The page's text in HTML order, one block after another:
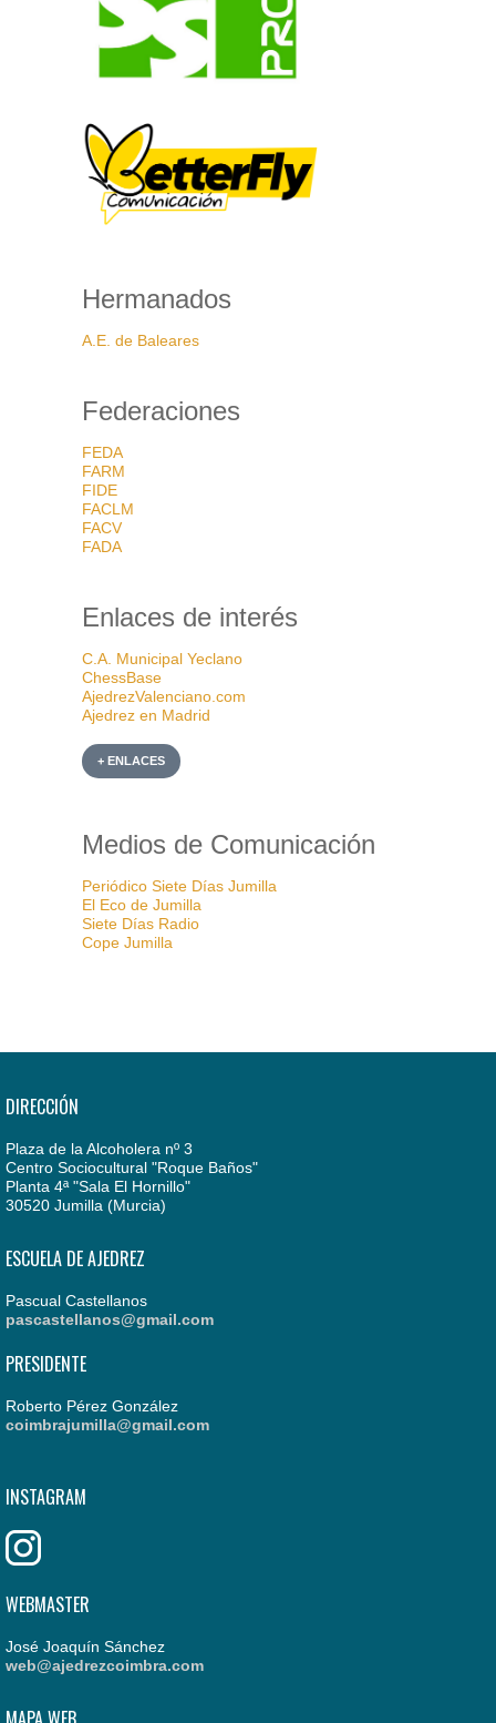
Hermanados
A.E. de Baleares
Federaciones
FEDA
FARM
FIDE
FACLM
FACV
FADA
Enlaces de interés
C.A. Municipal Yeclano
ChessBase
AjedrezValenciano.com
Ajedrez en Madrid
+ ENLACES
Medios de Comunicación
Periódico Siete Días Jumilla
El Eco de Jumilla
Siete Días Radio
Cope Jumilla
DIRECCIÓN
Plaza de la Alcoholera nº 3
Centro Sociocultural "Roque Baños"
Planta 4ª "Sala El Hornillo"
30520 Jumilla (Murcia)
ESCUELA DE AJEDREZ
Pascual Castellanos
pascastellanos@gmail.com
PRESIDENTE
Roberto Pérez González
coimbrajumilla@gmail.com
INSTAGRAM
WEBMASTER
José Joaquín Sánchez
web@ajedrezcoimbra.com